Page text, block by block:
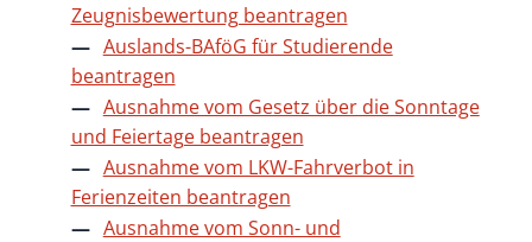
Zeugnisbewertung beantragen
Auslands-BAföG für Studierende
beantragen
Ausnahme vom Gesetz über die Sonntage
und Feiertage beantragen
Ausnahme vom LKW-Fahrverbot in
Ferienzeiten beantragen
Ausnahme vom Sonn- und